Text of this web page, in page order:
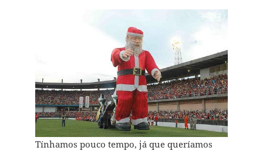
Tínhamos pouco tempo, já que queríamos